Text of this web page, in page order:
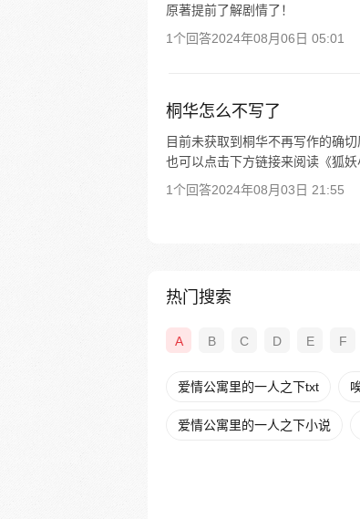
原著提前了解剧情了！
1个回答2024年08月06日 05:01
桐华怎么不写了
目前未获取到桐华不再写作的确
也可以点击下方链接来阅读《狐妖
1个回答2024年08月03日 21:55
热门搜索
A B C D E F
爱情公寓里的一人之下txt
爱情公寓里的一人之下小说